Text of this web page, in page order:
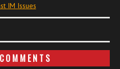
IM Issues